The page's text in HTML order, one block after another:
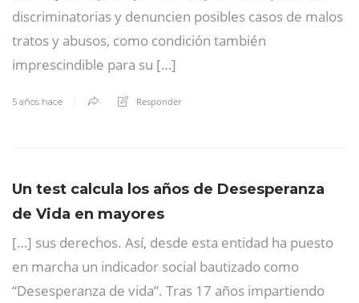
discriminatorias y denuncien posibles casos de malos
tratos y abusos, como condición también
imprescindible para su […]
5 años hace Responder
Un test calcula los años de Desesperanza
de Vida en mayores
[…] sus derechos. Así, desde esta entidad ha puesto
en marcha un indicador social bautizado como
“Desesperanza de vida”. Tras 17 años impartiendo